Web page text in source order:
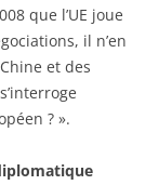
que l’UE joue
il n’en
et des
s’interroge
? ».